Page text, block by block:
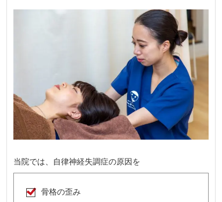
当院では、自律神経失調症の原因を
骨格の歪み